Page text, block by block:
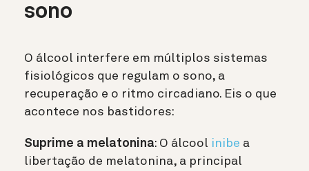
sono
O álcool interfere em múltiplos sistemas
fisiológicos que regulam o sono, a
recuperação e o ritmo circadiano. Eis o que
acontece nos bastidores:
Suprime a melatonina: O álcool inibe a
libertação de melatonina, a principal